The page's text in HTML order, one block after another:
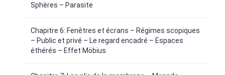
Sphères – Parasite
Chapitre 6: Fenêtres et écrans – Régimes scopiques
– Public et privé – Le regard encadré – Espaces
éthérés – Effet Möbius